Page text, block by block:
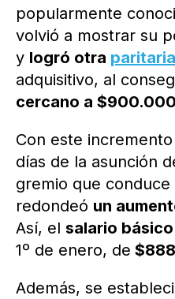
popularmente
volvió a mostrar su
y logró otra paritaria
adquisitivo, al
cercano a
Con este
días de la asunción
gremio que conduce
redondeó un
Así, el salario básico
1º de enero, de
Además, se